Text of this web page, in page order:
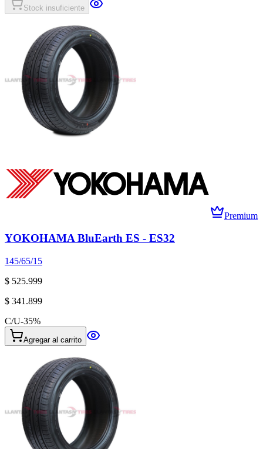
Stock insuficiente
Premium
YOKOHAMA BluEarth ES - ES32
145/65/15
$ 525.999
$ 341.899
C/U-35%
Agregar al carrito